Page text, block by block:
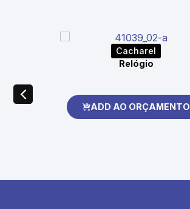
Cacharel
Relógio
ADD AO ORÇAMENTO